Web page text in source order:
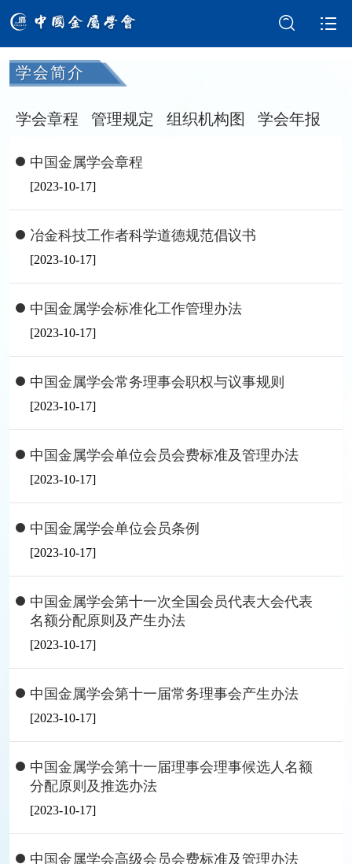
国际交流
智库建设 科技奖励
学会简介
学会章程 管理规定 组织机构图 学会年报
中国金属学会章程
[2023-10-17]
冶金科技工作者科学道德规范倡议书
[2023-10-17]
中国金属学会标准化工作管理办法
[2023-10-17]
中国金属学会常务理事会职权与议事规则
[2023-10-17]
中国金属学会单位会员会费标准及管理办法
[2023-10-17]
中国金属学会单位会员条例
[2023-10-17]
中国金属学会第十一次全国会员代表大会代表
名额分配原则及产生办法
[2023-10-17]
中国金属学会第十一届常务理事会产生办法
[2023-10-17]
中国金属学会第十一届理事会理事候选人名额
分配原则及推选办法
[2023-10-17]
中国金属学会高级会员会费标准及管理办法